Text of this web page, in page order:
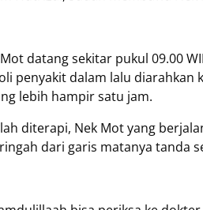
datang sekitar pukul 09.00
penyakit dalam lalu diarahkan
lebih hampir satu jam.
diterapi, Nek Mot yang
dari garis matanya tanda